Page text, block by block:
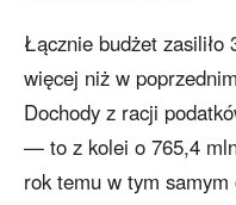
Łącznie budżet
więcej niż w
Dochody z racji
— to z kolei o 765,4
rok temu w tym samym